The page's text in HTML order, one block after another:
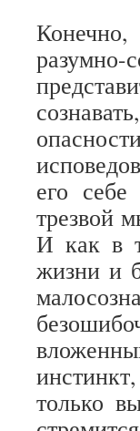
разумно-
его
трезвой
И как в
жизни и
только